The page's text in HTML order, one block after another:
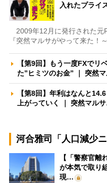
入れたプライ
2009年12月に発行された元
『突然マルサがやって来た！
【第9回】もう一度FXで
た”ヒミツのお金” ｜ 突然
【第8回】年利はなんと
上がっていく ｜ 突然マル
河合雅司「人口減少
【「警察官離
が本気で取り
現…